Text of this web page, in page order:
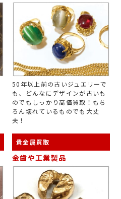
50年以上前の古いジュエリーで
も、どんなにデザインが古いも
のでもしっかり高価買取！もち
ろん壊れているものでも大丈
夫！
貴金属買取
金歯や工業製品